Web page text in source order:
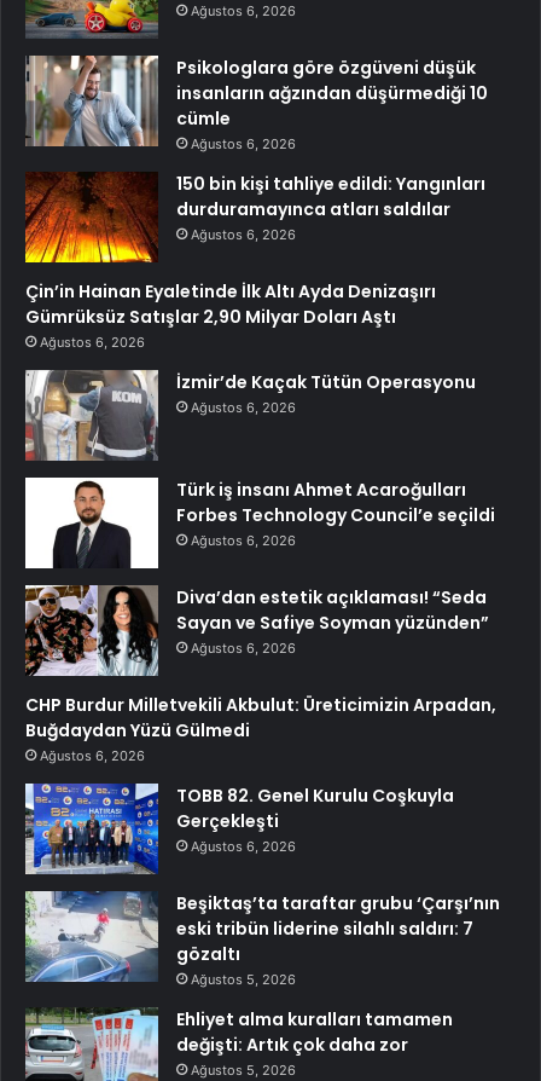
Ağustos 6, 2026
Psikologlara göre özgüveni düşük
insanların ağzından düşürmediği 10
cümle
Ağustos 6, 2026
150 bin kişi tahliye edildi: Yangınları
durduramayınca atları saldılar
Ağustos 6, 2026
Çin’in Hainan Eyaletinde İlk Altı Ayda Denizaşırı
Gümrüksüz Satışlar 2,90 Milyar Doları Aştı
Ağustos 6, 2026
İzmir’de Kaçak Tütün Operasyonu
Ağustos 6, 2026
Türk iş insanı Ahmet Acaroğulları
Forbes Technology Council’e seçildi
Ağustos 6, 2026
Diva’dan estetik açıklaması! “Seda
Sayan ve Safiye Soyman yüzünden”
Ağustos 6, 2026
CHP Burdur Milletvekili Akbulut: Üreticimizin Arpadan,
Buğdaydan Yüzü Gülmedi
Ağustos 6, 2026
TOBB 82. Genel Kurulu Coşkuyla
Gerçekleşti
Ağustos 6, 2026
Beşiktaş’ta taraftar grubu ‘Çarşı’nın
eski tribün liderine silahlı saldırı: 7
gözaltı
Ağustos 5, 2026
Ehliyet alma kuralları tamamen
değişti: Artık çok daha zor
Ağustos 5, 2026